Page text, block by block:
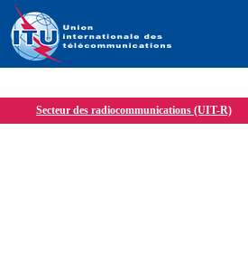
Secteur des radiocommunications (UIT-R)